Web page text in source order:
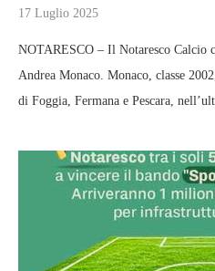
17 Luglio 2025
NOTARESCO – Il Notaresco Calcio
Andrea Monaco. Monaco, classe
di Foggia, Fermana e Pescara,